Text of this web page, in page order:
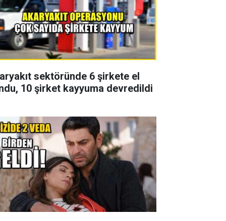
sektöründe 6 şirkete el
10 şirket kayyuma devredildi